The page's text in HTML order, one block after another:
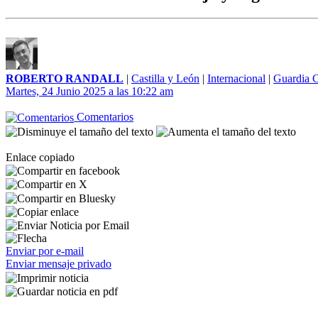
ROBERTO RANDALL | Castilla y León | Internacional | Guardia
Martes, 24 Junio 2025 a las 10:22 am
Comentarios
Enlace copiado
Enviar por e-mail
Enviar mensaje privado